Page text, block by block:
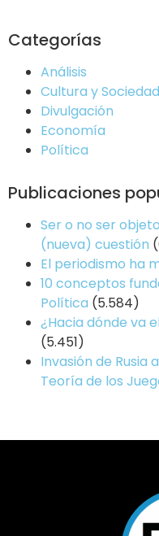
Categorías
Análisis
Cultura y Sociedad
Divulgación
Economía
Política
Publicaciones
Ser o no ser
(nueva) cuestión
El periodismo ha
10 conceptos
Política (5.584)
¿Hacia dónde va
(5.451)
Invasión de Rusia
Teoría de los